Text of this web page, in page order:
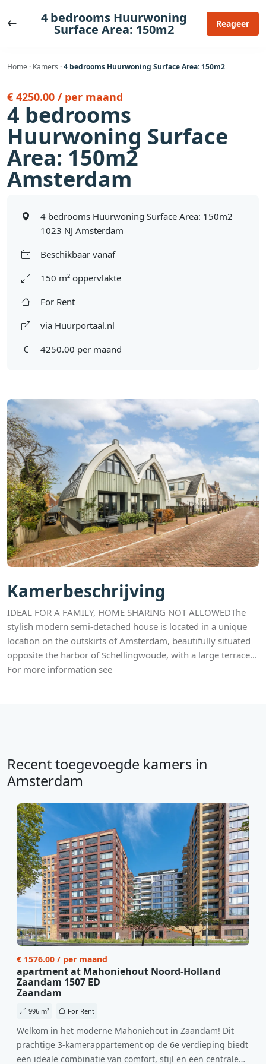
naar
4 bedrooms Huurwoning
Surface Area: 150m2 Reageer
Home · Kamers ·4 bedrooms Huurwoning Surface Area: 150m2
Kamerbeschrijving
IDEAL FOR A FAMILY, HOME SHARING NOT ALLOWEDThe
stylish modern semi-detached house is located in a unique
location on the outskirts of Amsterdam, beautifully situated
opposite the harbor of Schellingwoude, with a large terrace...
For more information see
€ 4250.00 / per maand
4 bedrooms
Huurwoning Surface
Area: 150m2
Amsterdam
4 bedrooms Huurwoning Surface Area: 150m2
1023 NJ Amsterdam
Beschikbaar vanaf
150 m² oppervlakte
For Rent
via Huurportaal.nl
4250.00 per maand
Recent toegevoegde kamers in
Amsterdam
€ 1576.00 / per maand
apartment at Mahoniehout Noord-Holland
Zaandam 1507 ED
Zaandam
996 m² For Rent
Welkom in het moderne Mahoniehout in Zaandam! Dit
prachtige 3-kamerappartement op de 6e verdieping biedt
een ideale combinatie van comfort, stijl en een centrale